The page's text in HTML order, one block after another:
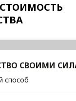
СВОИМИ
способ